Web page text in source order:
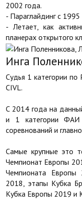
2002 года.
- Параглайдинг с
- Летает, как
планерах открытого
Инга
Судья 1 категории по
CIVL.
C 2014 года на
и 1 категории ФАИ
соревнований и
Самые крупные это
Чемпионат Европы
Чемпионата Европы
2018, этапы Кубка
Кубка Европы 2019 и